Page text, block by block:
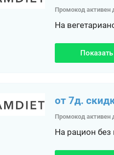
Промокод активен
На
от 7д.
Промокод активен
На рацион без